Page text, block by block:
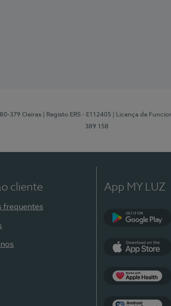
379 Oeiras | Registo ERS - E112405 | Licença de
389 158
cliente
frequentes
App MY LUZ